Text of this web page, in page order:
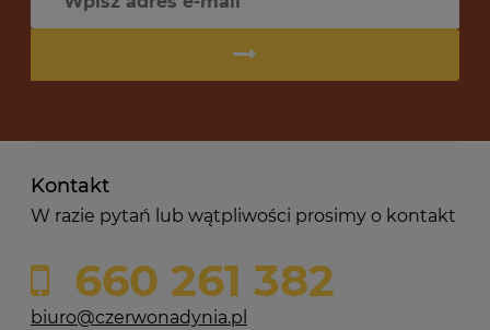
Kontakt
W razie pytań lub wątpliwości prosimy o kontakt
660 261 382
biuro@czerwonadynia.pl